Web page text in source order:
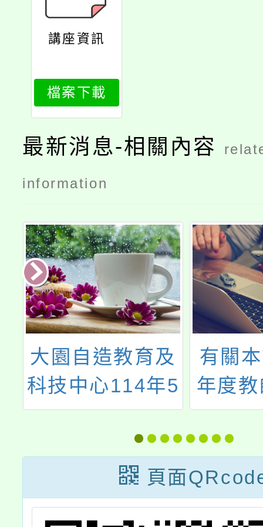
講座資訊
檔案下載
最新消息-相關內容
information
大園自造教育及
科技中心114年5
月份教師增能研
有關
年度
導支
半年
及入
案，
頁面